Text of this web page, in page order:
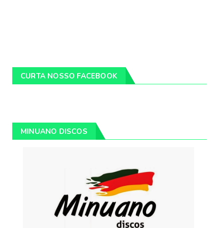
CURTA NOSSO FACEBOOK
MINUANO DISCOS